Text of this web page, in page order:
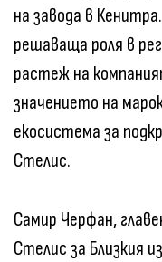
на завода в
решаваща роля в
растеж на
значението на
екосистема за
Стелис.
Самир Черфан,
Стелис за Близкия